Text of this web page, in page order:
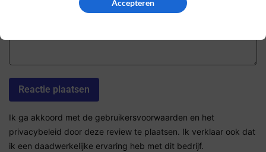
Ik ga akkoord met de gebruikersvoorwaarden en het
privacybeleid door deze review te plaatsen. Ik verklaar ook dat
ik een daadwerkelijke ervaring heb met dit bedrijf.
Accepteren